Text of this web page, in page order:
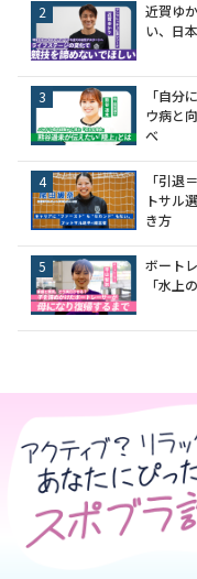
近賀ゆ
い、日
「自分
ウ病と
べ
「引退
トサル
き方
ボート
「水上